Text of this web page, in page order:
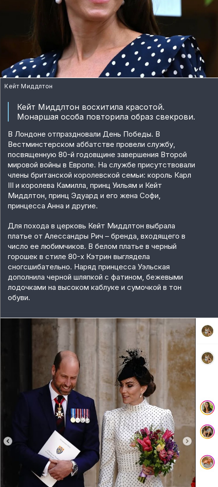
Кейт Миддлтон
Кейт Миддлтон восхитила красотой.
Монаршая особа повторила образ свекрови.
В Лондоне отпраздновали День Победы. В
Вестминстерском аббатстве провели службу,
посвященную 80-й годовщине завершения Второй
мировой войны в Европе. На службе присутствовали
члены британской королевской семьи: король Карл
III и королева Камилла, принц Уильям и Кейт
Миддлтон, принц Эдуард и его жена Софи,
принцесса Анна и другие.
Для похода в церковь Кейт Миддлтон выбрала
платье от Алессандры Рич – бренда, входящего в
число ее любимчиков. В белом платье в черный
горошек в стиле 80-х Кэтрин выглядела
сногсшибательно. Наряд принцесса Уэльская
дополнила черной шляпкой с фатином, бежевыми
лодочками на высоком каблуке и сумочкой в тон
обуви.